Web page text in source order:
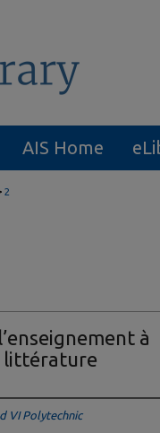
AIS Home
2
à
littérature
VI Polytechnic